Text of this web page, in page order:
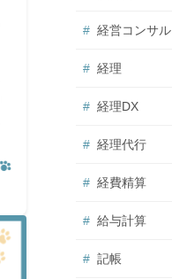
経営コンサル
経理
経理DX
経理代行
経費精算
給与計算
記帳